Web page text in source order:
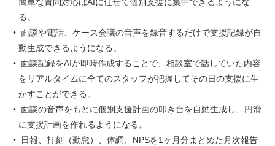
簡単な質問対応はAIに任せて個別支援に集中できるようにな
る。
面談や電話、ケース会議の音声を録音するだけで支援記録が自
動生成できるようになる。
面談記録をAIが即時作成することで、相談室で話していた内容
をリアルタイムに全てのスタッフが把握してその日の支援に生
かすことができる。
面談の音声をもとに個別支援計画の叩き台を自動生成し、円滑
に支援計画を作れるようになる。
日報、打刻（勤怠）、体調、NPSを1ヶ月分まとめた月次報告